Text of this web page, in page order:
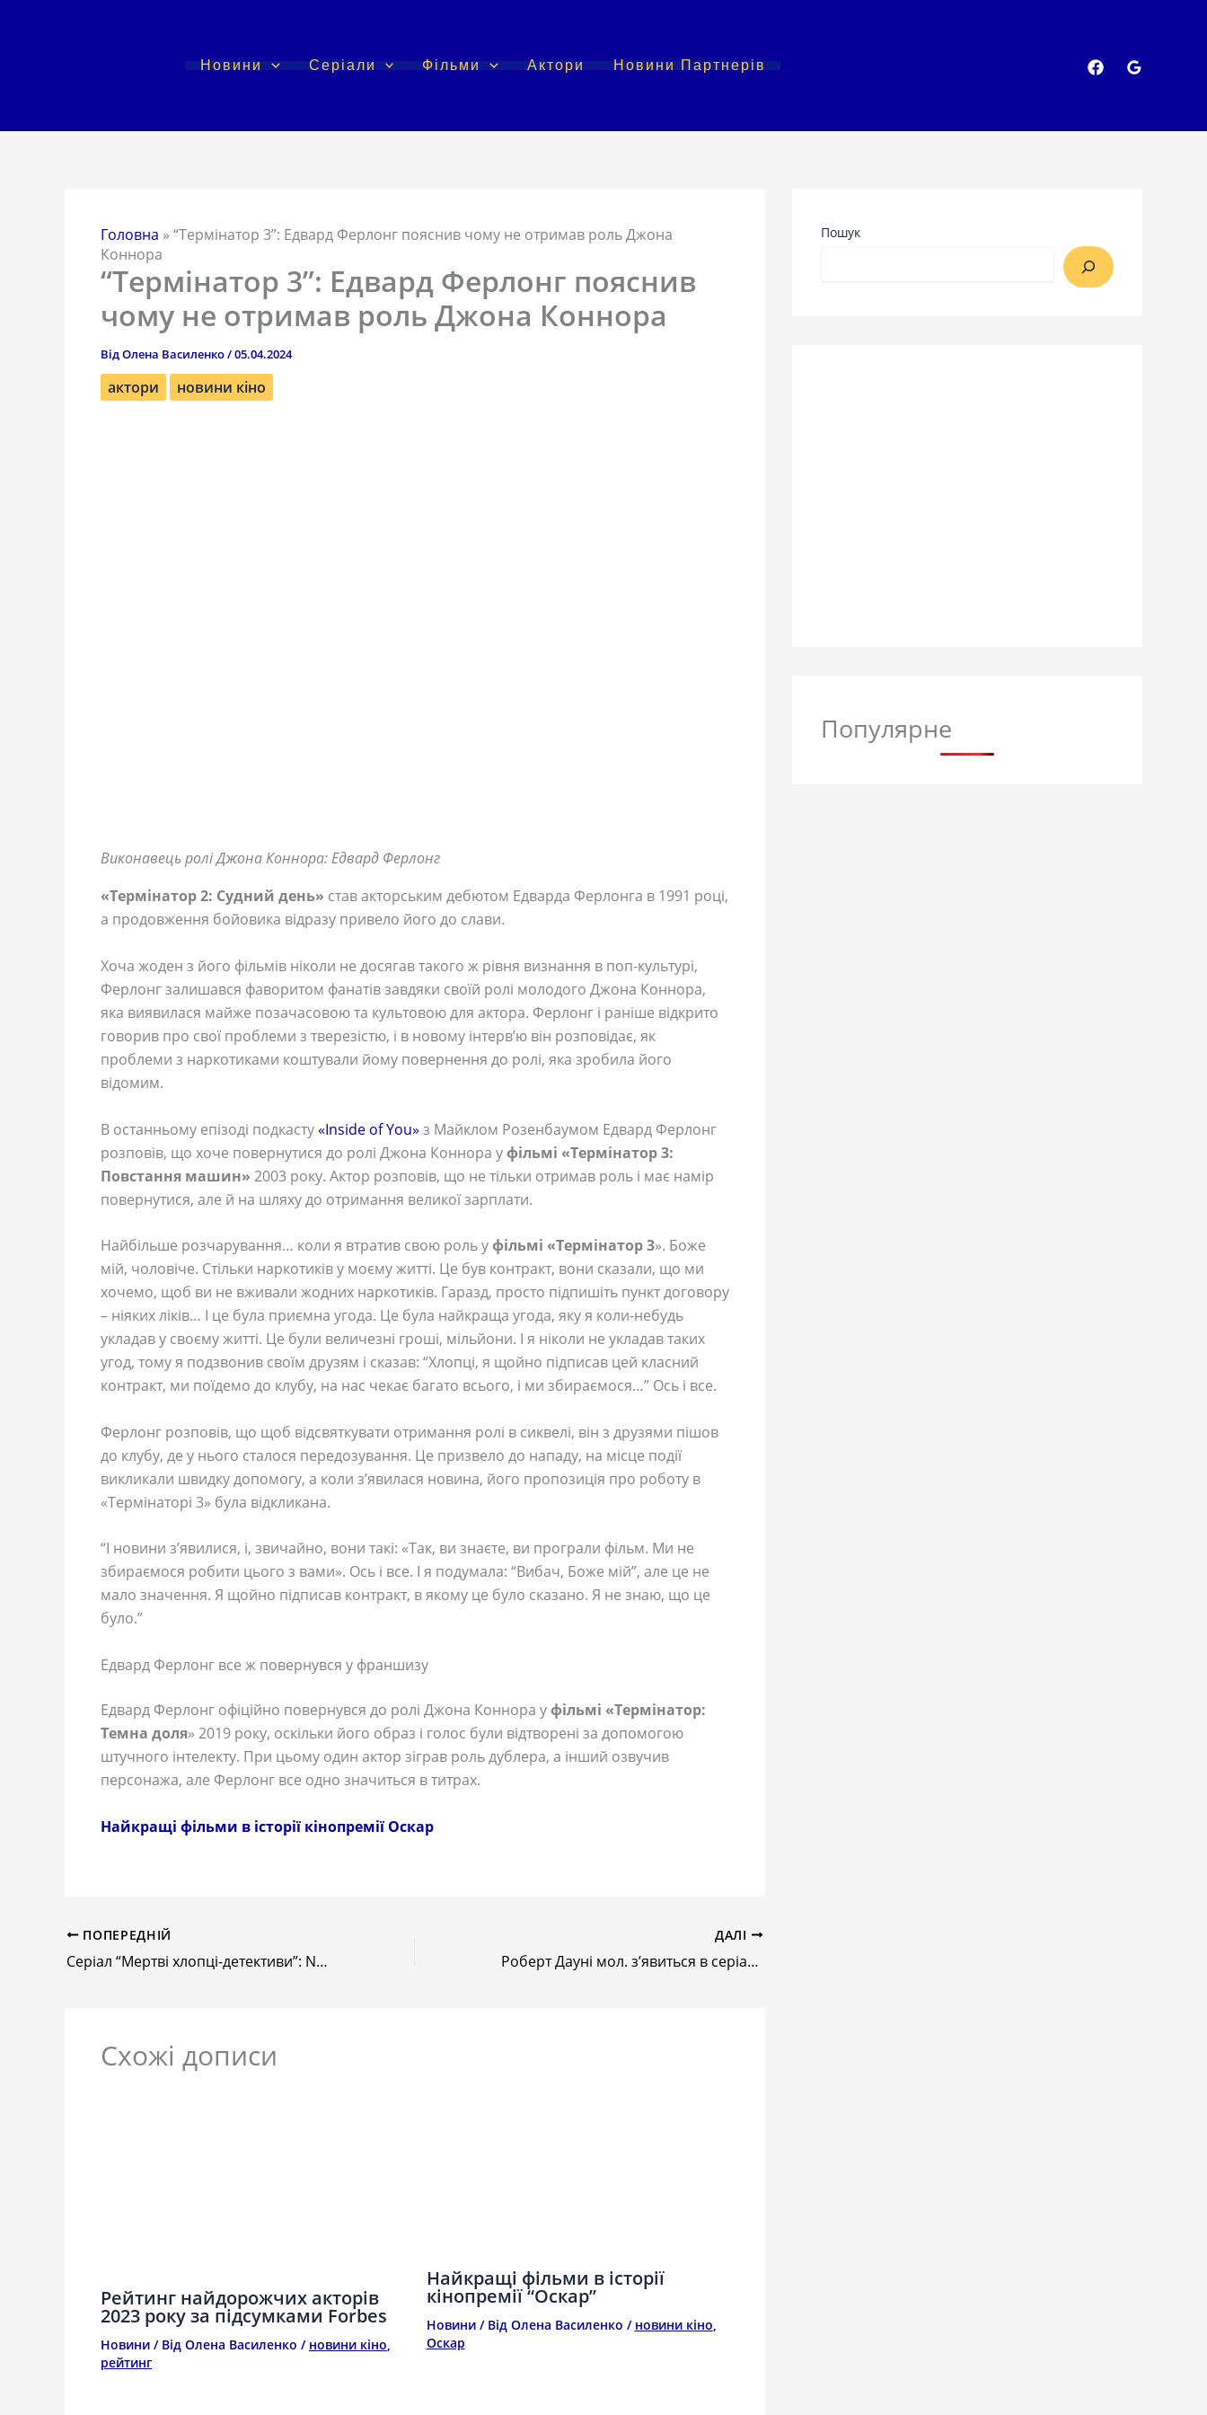
Новини Серіали Фільми Актори Новини Партнерів
Головна » “Термінатор 3”: Едвард Ферлонг пояснив чому не отримав роль Джона
Коннора
“Термінатор 3”: Едвард Ферлонг пояснив
чому не отримав роль Джона Коннора
ВідОлена Василенко/05.04.2024
актори новини кіно
Виконавець ролі Джона Коннора: Едвард Ферлонг
«Термінатор 2: Судний день» став акторським дебютом Едварда Ферлонга в 1991 році,
а продовження бойовика відразу привело його до слави.
Хоча жоден з його фільмів ніколи не досягав такого ж рівня визнання в поп-культурі,
Ферлонг залишався фаворитом фанатів завдяки своїй ролі молодого Джона Коннора,
яка виявилася майже позачасовою та культовою для актора. Ферлонг і раніше відкрито
говорив про свої проблеми з тверезістю, і в новому інтерв’ю він розповідає, як
проблеми з наркотиками коштували йому повернення до ролі, яка зробила його
відомим.
В останньому епізоді подкасту«Inside of You» з Майклом Розенбаумом Едвард Ферлонг
розповів, що хоче повернутися до ролі Джона Коннора уфільмі «Термінатор 3:
Повстання машин» 2003 року. Актор розповів, що не тільки отримав роль і має намір
повернутися, але й на шляху до отримання великої зарплати.
Найбільше розчарування… коли я втратив свою роль уфільмі «Термінатор 3». Боже
мій, чоловіче. Стільки наркотиків у моєму житті. Це був контракт, вони сказали, що ми
хочемо, щоб ви не вживали жодних наркотиків. Гаразд, просто підпишіть пункт договору
– ніяких ліків… І це була приємна угода. Це була найкраща угода, яку я коли-небудь
укладав у своєму житті. Це були величезні гроші, мільйони. І я ніколи не укладав таких
угод, тому я подзвонив своїм друзям і сказав: “Хлопці, я щойно підписав цей класний
контракт, ми поїдемо до клубу, на нас чекає багато всього, і ми збираємося…” Ось і все.
Ферлонг розповів, що щоб відсвяткувати отримання ролі в сиквелі, він з друзями пішов
до клубу, де у нього сталося передозування. Це призвело до нападу, на місце події
викликали швидку допомогу, а коли з’явилася новина, його пропозиція про роботу в
«Термінаторі 3» була відкликана.
“І новини з’явилися, і, звичайно, вони такі: «Так, ви знаєте, ви програли фільм. Ми не
збираємося робити цього з вами». Ось і все. І я подумала: “Вибач, Боже мій”, але це не
мало значення. Я щойно підписав контракт, в якому це було сказано. Я не знаю, що це
було.”
Едвард Ферлонг все ж повернувся у франшизу
Едвард Ферлонг офіційно повернувся до ролі Джона Коннора уфільмі «Термінатор:
Темна доля» 2019 року, оскільки його образ і голос були відтворені за допомогою
штучного інтелекту. При цьому один актор зіграв роль дублера, а інший озвучив
персонажа, але Ферлонг все одно значиться в титрах.
Найкращі фільми в історії кінопремії Оскар
ПОПЕРЕДНІЙ
Серіал “Мертві хлопці-детективи”: Netflix представив перший трейлер
ДАЛІ
Роберт Дауні мол. з’явиться в серіалі “Симпатик”
Схожі дописи
Рейтинг найдорожчих акторів
2023 року за підсумками Forbes
Новини / Від Олена Василенко / новини кіно
рейтинг
Найкращі фільми в історії
кінопремії “Оскар”
Новини/ Від Олена Василенко / новини кіно,
Оскар
Пошук
Популярне